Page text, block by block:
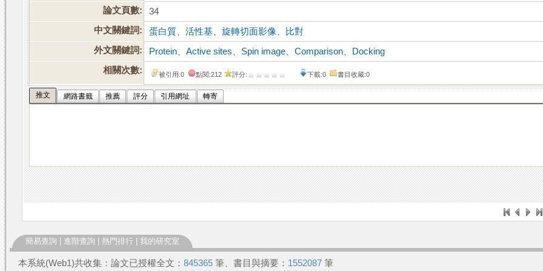
論文頁數:
34
中文關鍵詞:
蛋白質 、活性基 、旋轉切面影像
比對
外文關鍵詞:
Protein 、Active sites Spin image 、Comparison
Docking
相關次數:
被引用:0 點閱:212 評分: 下載:0 書目收藏:0
推文 網路書籤 推薦 評分 引用網址 轉寄
簡易查詢 進階查詢 熱門排行 我的研究室
本系統(Web1)共收集：論文已授權全文： 845365 筆、書目與摘要： 1552087 筆